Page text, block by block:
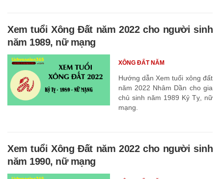
Xem tuổi Xông Đất năm 2022 cho người sinh
năm 1989, nữ mạng
Hướng dẫn Xem tuổi xông đất
năm 2022 Nhâm Dần cho gia
chủ sinh năm 1989 Kỷ Tỵ, nữ
mạng.
XÔNG ĐẤT NĂM
Xem tuổi Xông Đất năm 2022 cho người sinh
năm 1990, nữ mạng